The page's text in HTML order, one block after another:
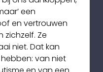
een
en vertrouwen
zichzelf. Ze
niet. Dat kan
van niet